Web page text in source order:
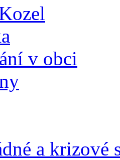
v obci
a krizové